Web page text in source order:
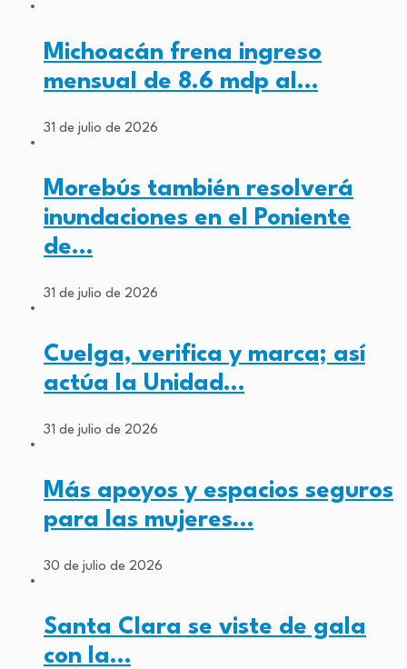
Michoacán frena ingreso
mensual de 8.6 mdp al…
31 de julio de 2026
Morebús también resolverá
inundaciones en el Poniente
de…
31 de julio de 2026
Cuelga, verifica y marca; así
actúa la Unidad…
31 de julio de 2026
Más apoyos y espacios seguros
para las mujeres…
30 de julio de 2026
Santa Clara se viste de gala
con la…